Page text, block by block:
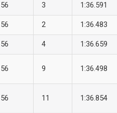
56 3 1:36.591
56 2 1:36.483
56 4 1:36.659
56 9 1:36.498
56 11 1:36.854